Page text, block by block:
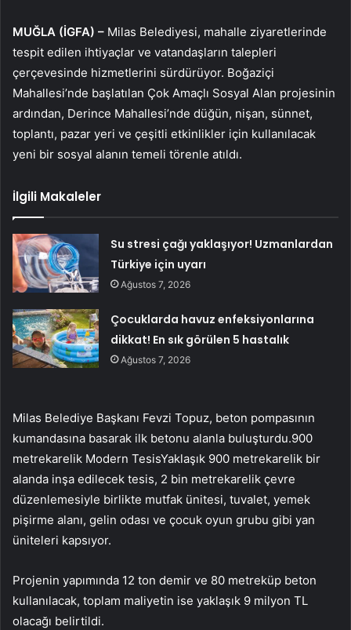
MUĞLA (İGFA) – Milas Belediyesi, mahalle ziyaretlerinde
tespit edilen ihtiyaçlar ve vatandaşların talepleri
çerçevesinde hizmetlerini sürdürüyor. Boğaziçi
Mahallesi’nde başlatılan Çok Amaçlı Sosyal Alan projesinin
ardından, Derince Mahallesi’nde düğün, nişan, sünnet,
toplantı, pazar yeri ve çeşitli etkinlikler için kullanılacak
yeni bir sosyal alanın temeli törenle atıldı.
İlgili Makaleler
Su stresi çağı yaklaşıyor! Uzmanlardan
Türkiye için uyarı
Ağustos 7, 2026
Çocuklarda havuz enfeksiyonlarına
dikkat! En sık görülen 5 hastalık
Ağustos 7, 2026
Milas Belediye Başkanı Fevzi Topuz, beton pompasının
kumandasına basarak ilk betonu alanla buluşturdu.900
metrekarelik Modern TesisYaklaşık 900 metrekarelik bir
alanda inşa edilecek tesis, 2 bin metrekarelik çevre
düzenlemesiyle birlikte mutfak ünitesi, tuvalet, yemek
pişirme alanı, gelin odası ve çocuk oyun grubu gibi yan
üniteleri kapsıyor.
Projenin yapımında 12 ton demir ve 80 metreküp beton
kullanılacak, toplam maliyetin ise yaklaşık 9 milyon TL
olacağı belirtildi.